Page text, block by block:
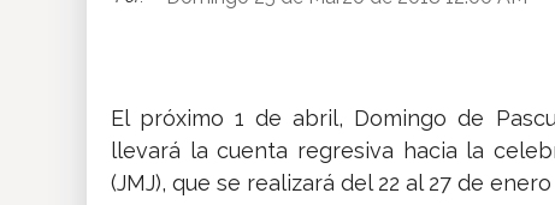
El próximo 1 de abril, Domingo de
llevará la cuenta regresiva hacia la
(JMJ), que se realizará del 22 al 27 de